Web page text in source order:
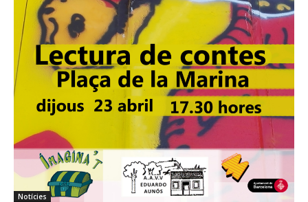
Notícies